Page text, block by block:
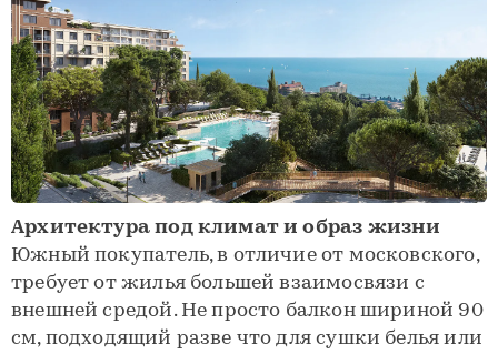
Архитектура под климат и образ жизни
Южный покупатель, в отличие от московского,
требует от жилья большей взаимосвязи с
внешней средой. Не просто балкон шириной 90
см, подходящий разве что для сушки белья или